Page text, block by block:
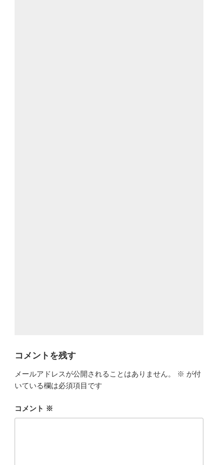
コメントを残す
メールアドレスが公開されることはありません。 ※ が付
いている欄は必須項目です
コメント ※